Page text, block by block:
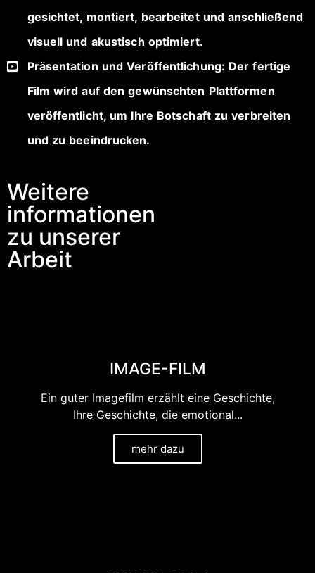
gesichtet, montiert, bearbeitet und anschließend
visuell und akustisch optimiert.
Präsentation und Veröffentlichung: Der fertige
Film wird auf den gewünschten Plattformen
veröffentlicht, um Ihre Botschaft zu verbreiten
und zu beeindrucken.
Weitere
informationen
zu unserer
Arbeit
IMAGE-FILM
Ein guter Imagefilm erzählt eine Geschichte,
Ihre Geschichte, die emotional...
mehr dazu